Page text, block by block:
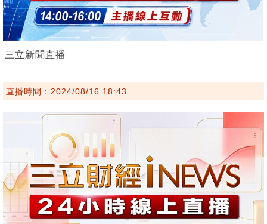
三立新聞直播
直播時間：2024/08/16 18:43